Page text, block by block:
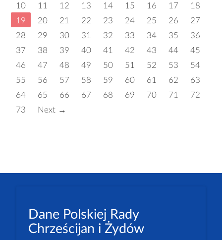
10
11 12 13 14 15 16 17
18
19
20 21 22 23 24 25 26
27
28
29 30 31 32 33 34 35
36
37
38 39 40 41 42 43 44
45
46
47 48 49 50 51 52 53
54
55
56 57 58 59 60 61 62
63
64
65 66 67 68 69 70 71
72
73
Next →
Dane Polskiej Rady
Chrześcijan i Żydów